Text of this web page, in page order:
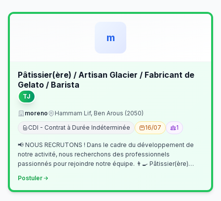
m
Pâtissier(ère) / Artisan Glacier / Fabricant de
Gelato / Barista
TJ
moreno
Hammam Lif, Ben Arous (2050)
CDI - Contrat à Durée Indéterminée
16/07 1
📢 NOUS RECRUTONS ! Dans le cadre du développement de
notre activité, nous recherchons des professionnels
passionnés pour rejoindre notre équipe. 👨‍🍳 Pâtissier(ère)
Postuler